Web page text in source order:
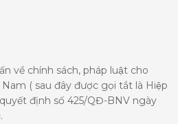
về chính sách, pháp luật cho
( sau đây được gọi tắt là Hiệp
định số 425/QĐ-BNV ngày